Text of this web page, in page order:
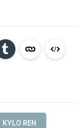
KYLO REN